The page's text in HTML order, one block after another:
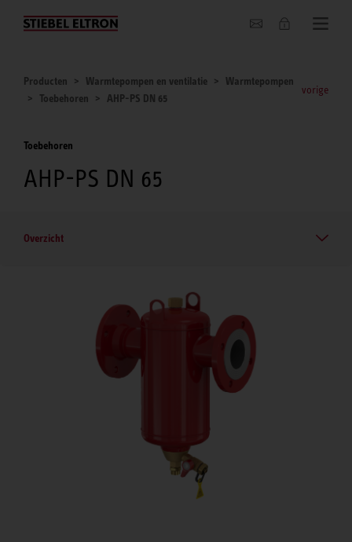
Actueel
Producten Warmtepompen en ventilatie
Warmtepompen
Toebehoren
AHP-PS DN 65
vorige
Toebehoren
AHP-PS DN 65
Overzicht